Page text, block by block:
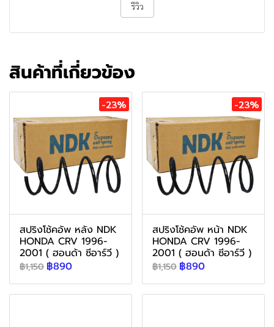
รีวิว
สินค้าที่เกี่ยวข้อง
-23%
สปริงโช้คอัพ หลัง NDK
HONDA CRV 1996-
2001 ( ฮอนด้า ซีอาร์วี )
฿1,150 ฿890
-23%
สปริงโช้คอัพ หน้า NDK
HONDA CRV 1996-
2001 ( ฮอนด้า ซีอาร์วี )
฿1,150 ฿890